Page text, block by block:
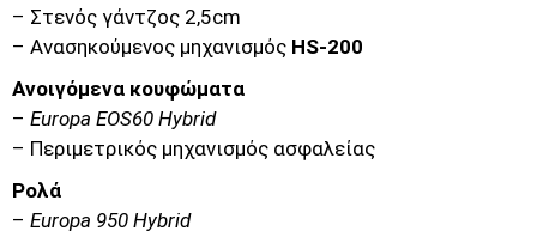
– Στενός γάντζος 2,5cm
– Ανασηκούμενος μηχανισμός HS-200
Ανοιγόμενα κουφώματα
– Europa EOS60 Hybrid
– Περιμετρικός μηχανισμός ασφαλείας
Ρολά
– Europa 950 Hybrid